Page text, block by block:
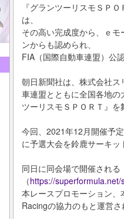
『グランツーリスモＳＰＯ
は、
その高い完成度から、ｅ
ンからも認められ、
FIA（国際自動車連盟）公
朝日新聞社は、株式会社
車連盟とともに全国各地
ツーリスモＳＰＯＲＴ』
今回、2021年12月開催予
に予選大会を鈴鹿サーキ
同日に同会場で開催される
（https://superformula.net/
本レースプロモーション、
Racingの協力のもと運営